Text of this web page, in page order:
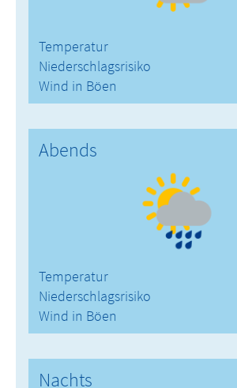
Temperatur
Niederschlagsrisiko
Wind in Böen
Abends
Temperatur
Niederschlagsrisiko
Wind in Böen
Nachts